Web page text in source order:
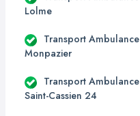
Lolme
Transport Ambulance
Monpazier
Transport Ambulance
Saint-Cassien 24